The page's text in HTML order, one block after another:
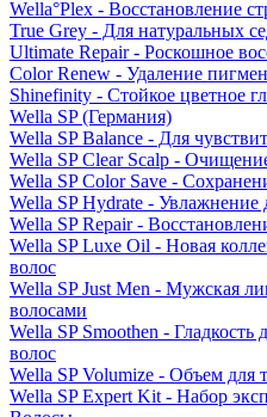
Wella°Plex - Восстановление
True Grey - Для натуральных
Ultimate Repair - Роскошное
Color Renew - Удаление
Shinefinity - Стойкое цветное
Wella SP (Германия)
Wella SP Balance - Для
Wella SP Clear Scalp -
Wella SP Color Save -
Wella SP Hydrate -
Wella SP Repair -
Wella SP Luxe Oil - Новая
волос
Wella SP Just Men - Мужская
волосами
Wella SP Smoothen -
волос
Wella SP Volumize - Объем для
Wella SP Expert Kit - Набор